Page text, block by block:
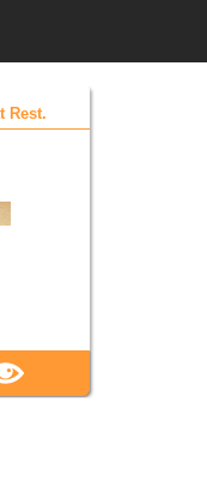
Rest.